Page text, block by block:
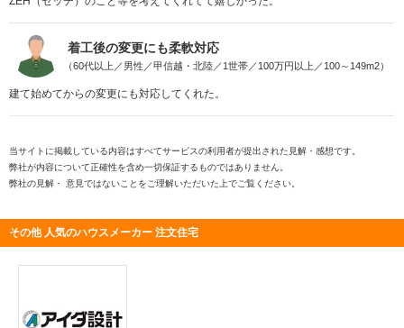
着工後の変更にも柔軟対応
（60代以上／男性／甲信越・北陸／1世帯／100万円以上／100～149m2）
建て始めてからの変更にも対応してくれた。
当サイトに掲載している内容はすべてサービスの利用者が提出された見解・感想です。
弊社が内容について正確性を含め一切保証するものではありません。
弊社の見解・ 意見ではないことをご理解いただいた上でご覧ください。
その他 人気のハウスメーカー 注文住宅